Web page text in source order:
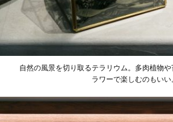
自然の風景を切り取るテラリウム。多肉植物
ラワーで楽しむのもいい